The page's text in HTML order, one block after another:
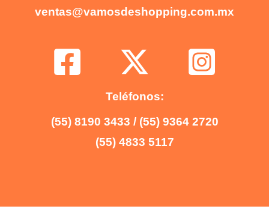
ventas@vamosdeshopping.com.mx
Teléfonos:
(55) 8190 3433 / (55) 9364 2720
(55) 4833 5117